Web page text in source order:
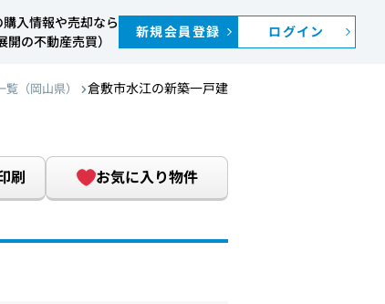
入情報や売却なら
の不動産売買）
新規会員登録 ログイン
覧（岡山県） 倉敷市水江の新築一戸建
刷 お気に入り物件